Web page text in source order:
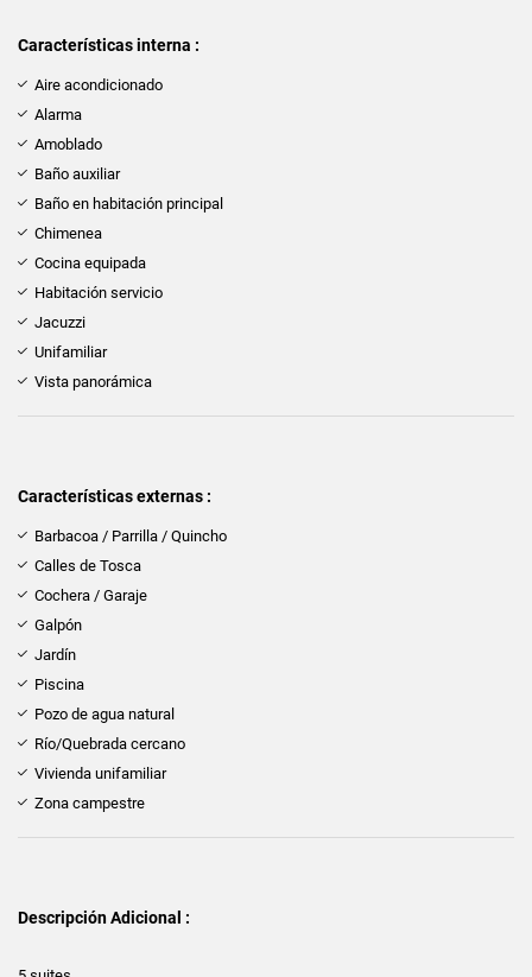
Características interna :
Aire acondicionado
Alarma
Amoblado
Baño auxiliar
Baño en habitación principal
Chimenea
Cocina equipada
Habitación servicio
Jacuzzi
Unifamiliar
Vista panorámica
Características externas :
Barbacoa / Parrilla / Quincho
Calles de Tosca
Cochera / Garaje
Galpón
Jardín
Piscina
Pozo de agua natural
Río/Quebrada cercano
Vivienda unifamiliar
Zona campestre
Descripción Adicional :